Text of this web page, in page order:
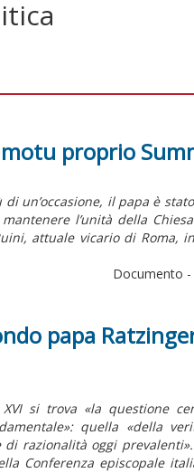
proprio
un’occasione, il papa è
l’unità della
attuale vicario di Roma,
Documento
papa
si trova «la questione
quella «della
razionalità oggi
Conferenza episcopale